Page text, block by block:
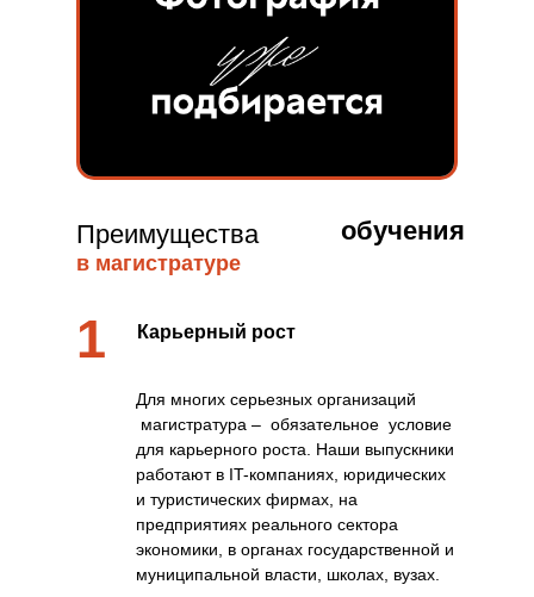
1 Карьерный рост
Для многих серьезных организаций
магистратура – обязательное условие
для карьерного роста. Наши выпускники
работают в IT-компаниях, юридических
и туристических фирмах, на
предприятиях реального сектора
экономики, в органах государственной и
муниципальной власти, школах, вузах.
обучения
в магистратуре
Преимущества